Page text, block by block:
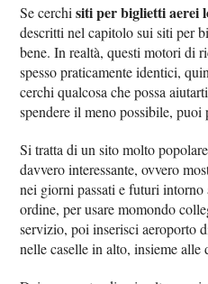
Se cerchisiti per biglietti aerei
descritti nel capitolo sui siti per
bene. In realtà, questi motori di
spesso praticamente identici,
cerchi qualcosa che possa
spendere il meno possibile,
Si tratta di un sito molto
davvero interessante, ovvero
nei giorni passati e futuri
ordine, per usare momondo
servizio, poi inserisci aeroporto
nelle caselle in alto, insieme alle